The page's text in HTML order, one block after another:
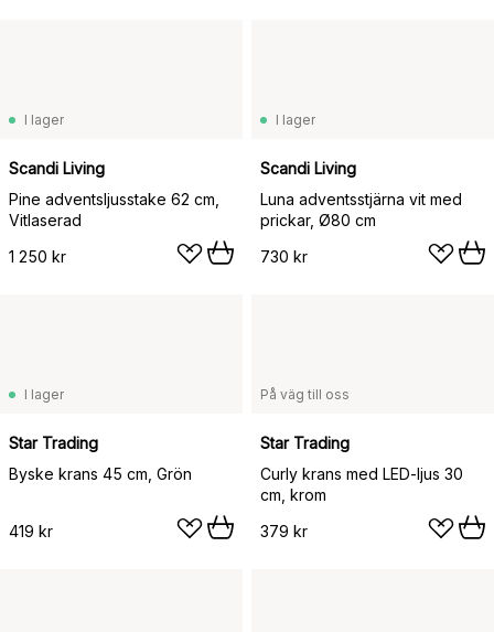
I lager
Scandi Living
Pine adventsljusstake 62 cm,
Vitlaserad
1 250 kr
I lager
Scandi Living
Luna adventsstjärna vit med
prickar, Ø80 cm
730 kr
I lager
Star Trading
Byske krans 45 cm, Grön
419 kr
På väg till oss
Star Trading
Curly krans med LED-ljus 30
cm, krom
379 kr